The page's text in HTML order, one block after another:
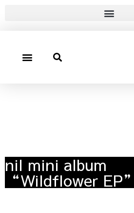
nil mini album
“Wildflower EP”